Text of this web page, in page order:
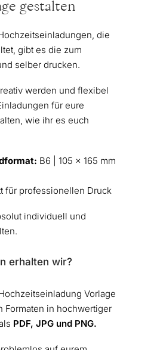
gestalten
die
gibt es die zum
selber drucken.
werden und flexibel
für eure
wie ihr es euch
B6 | 105 x 165 mm
für professionellen Druck
individuell und
erhalten wir?
Vorlage
Formaten in hochwertiger
PDF, JPG und PNG.